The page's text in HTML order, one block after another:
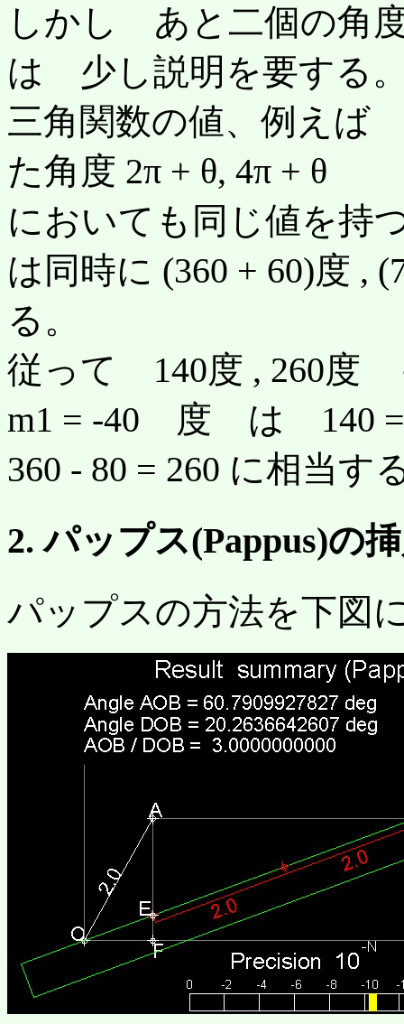
しかし あと二個の角
は 少し説明を要する
三角関数の値、例え
た角度 2π + θ, 4π + θ
においても同じ値を
は同時に (360 + 60)度 ,
る。
従って 140度 , 260度
m1 = -40 度 は 140
360 - 80 = 260 に相当す
2. パップス(Pappus)の
パップスの方法を下図